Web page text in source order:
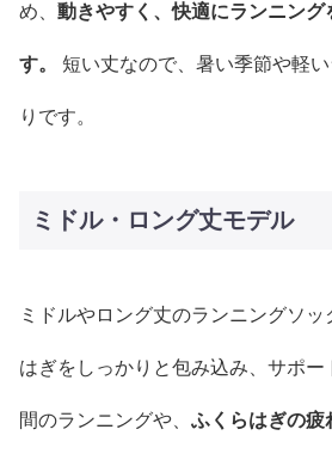
め、 動きやすく、快適にランニング
す。 短い丈なので、暑い季節や軽
りです。
ミドル・ロング丈モデル
ミドルやロング丈のランニングソ
はぎをしっかりと包み込み、サポ
間のランニングや、 ふくらはぎの疲